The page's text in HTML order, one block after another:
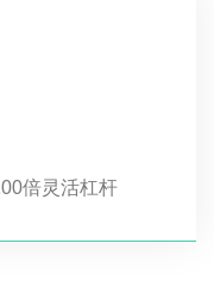
倍灵活杠杆